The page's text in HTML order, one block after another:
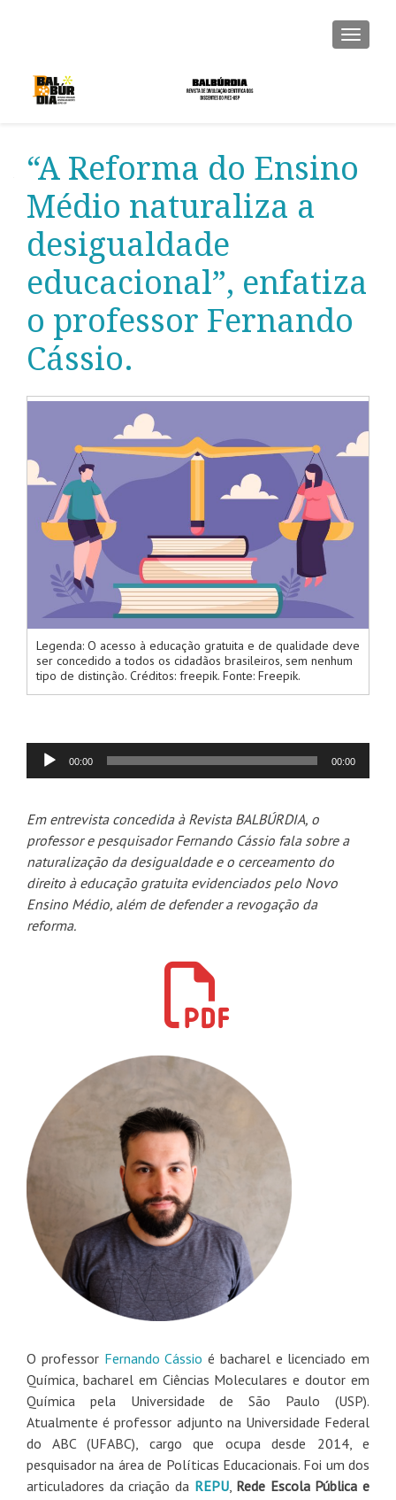
“A Reforma do Ensino
Médio naturaliza a
desigualdade
educacional”, enfatiza
o professor Fernando
Cássio.
Legenda: O acesso à educação gratuita e de qualidade deve
ser concedido a todos os cidadãos brasileiros, sem nenhum
tipo de distinção. Créditos: freepik. Fonte: Freepik.
Audio
00:00 00:00
Em entrevista concedida à Revista BALBÚRDIA, o
professor e pesquisador Fernando Cássio fala sobre a
naturalização da desigualdade e o cerceamento do
direito à educação gratuita evidenciados pelo Novo
Ensino Médio, além de defender a revogação da
reforma.
O professor Fernando Cássio é bacharel e licenciado em
Química, bacharel em Ciências Moleculares e doutor em
Química pela Universidade de São Paulo (USP).
Atualmente é professor adjunto na Universidade Federal
do ABC (UFABC), cargo que ocupa desde 2014, e
pesquisador na área de Políticas Educacionais. Foi um dos
articuladores da criação da REPU, Rede Escola Pública e